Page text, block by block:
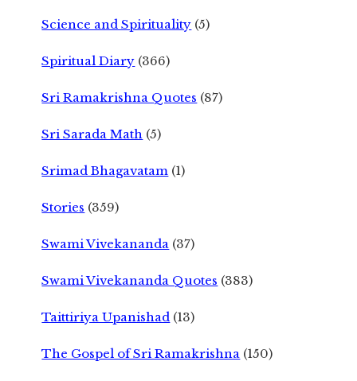
Science and Spirituality (5)
Spiritual Diary (366)
Sri Ramakrishna Quotes (87)
Sri Sarada Math (5)
Srimad Bhagavatam (1)
Stories (359)
Swami Vivekananda (37)
Swami Vivekananda Quotes (383)
Taittiriya Upanishad (13)
The Gospel of Sri Ramakrishna (150)